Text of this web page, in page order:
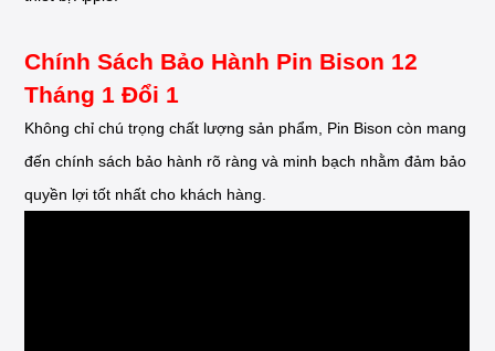
Chính Sách Bảo Hành Pin Bison 12
Tháng 1 Đổi 1
Không chỉ chú trọng chất lượng sản phẩm, Pin Bison còn mang
đến chính sách bảo hành rõ ràng và minh bạch nhằm đảm bảo
quyền lợi tốt nhất cho khách hàng.